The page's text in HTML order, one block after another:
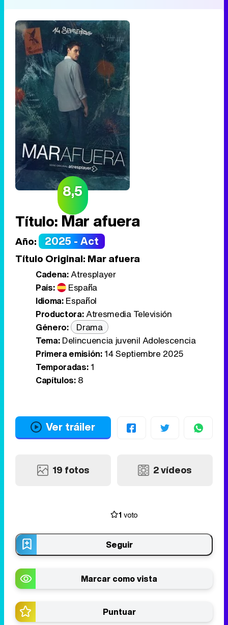
8,5
Título: Mar afuera
Año: 2025 - Act
Título Original: Mar afuera
Cadena:Atresplayer
País:
España
Idioma: Español
Productora:Atresmedia Televisión
Género:
Drama
Tema:Delincuencia juvenil Adolescencia
Primera emisión:14 Septiembre 2025
Temporadas:1
Capítulos:8
Ver tráiler
19 fotos 2 vídeos
1 voto
Seguir
Marcar como vista
Puntuar